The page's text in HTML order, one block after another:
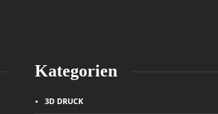
Kategorien
3D DRUCK